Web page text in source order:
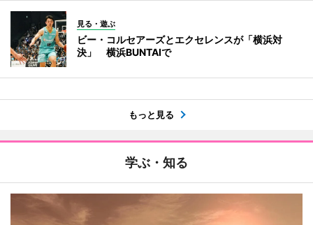
見る・遊ぶ
ビー・コルセアーズとエクセレンスが「横浜対
決」 横浜BUNTAIで
もっと見る
学ぶ・知る